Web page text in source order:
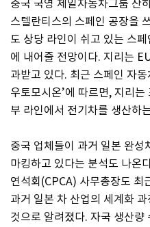
중국 국영 제일자동차그룹 산
스텔란티스의 스페인 공장을
도 상당 라인이 쉬고 있는 스
에 내어줄 전망이다. 지리는
과받고 있다. 최근 스페인 자
우토모시온’에 따르면, 지리
부 라인에서 전기차를 생산하
중국 업체들이 과거 일본 완성
마킹하고 있다는 분석도 나온
연석회(CPCA) 사무총장도 최
과거 일본 차 산업의 세계화
것으로 알려졌다. 자국 생산